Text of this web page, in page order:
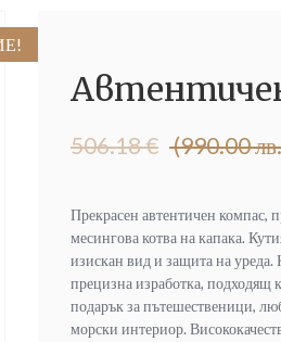
506.18€ (990.00
Original
506.18 €
(990.00
Текущата
400.00 €
(782.33
Прекрасен автентичен компас,
месингова котва на капака.
изискан вид и защита на уреда.
прецизна изработка, подходящ
подарък за пътешественици,
морски интериор.